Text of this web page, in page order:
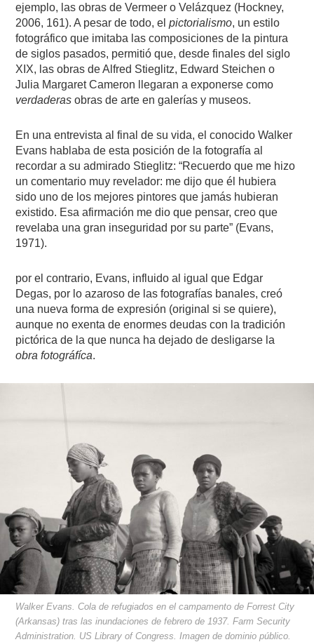
ejemplo, las obras de Vermeer o Velázquez (Hockney,
2006, 161). A pesar de todo, elpictorialismo, un estilo
fotográfico que imitaba las composiciones de la pintura
de siglos pasados, permitió que, desde finales del siglo
XIX, las obras de Alfred Stieglitz, Edward Steichen o
Julia Margaret Cameron llegaran a exponerse como
verdaderas obras de arte en galerías y museos.
En una entrevista al final de su vida, el conocido Walker
Evans hablaba de esta posición de la fotografía al
recordar a su admirado Stieglitz: “Recuerdo que me hizo
un comentario muy revelador: me dijo que él hubiera
sido uno de los mejores pintores que jamás hubieran
existido. Esa afirmación me dio que pensar, creo que
revelaba una gran inseguridad por su parte” (Evans,
1971).
por el contrario, Evans, influido al igual que Edgar
Degas, por lo azaroso de las fotografías banales, creó
una nueva forma de expresión (original si se quiere),
aunque no exenta de enormes deudas con la tradición
pictórica de la que nunca ha dejado de desligarse la
obra fotográfíca.
Walker Evans. Cola de refugiados en el campamento de Forrest City
(Arkansas) tras las inundaciones de febrero de 1937. Farm Security
Administration. US Library of Congress. Imagen de dominio público.